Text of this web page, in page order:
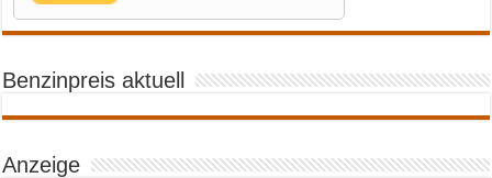
Benzinpreis aktuell
Anzeige